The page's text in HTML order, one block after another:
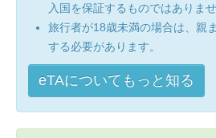
入国を保証するものではありませ
旅行者が18歳未満の場合は、親
する必要があります。
eTAについてもっと知る